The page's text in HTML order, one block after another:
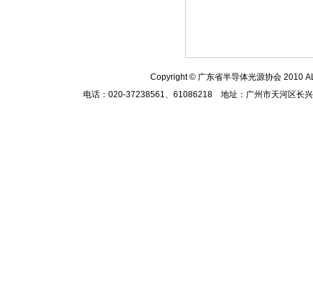
Copyright© 广东省半导体光源协会 2010
电话：020-37238561、61086218 地址：广州市天河区长